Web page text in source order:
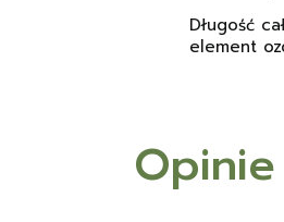
Długość
element
Opinie